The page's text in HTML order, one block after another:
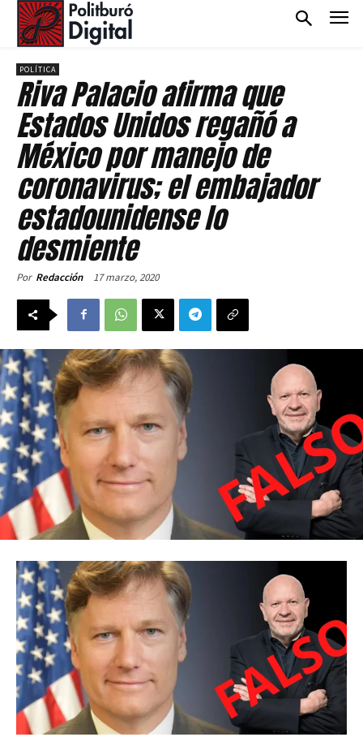
POLÍTICA
Riva Palacio afirma que
Estados Unidos regañó a
México por manejo de
coronavirus; el embajador
estadounidense lo
desmiente
Por Redacción 17 marzo, 2020